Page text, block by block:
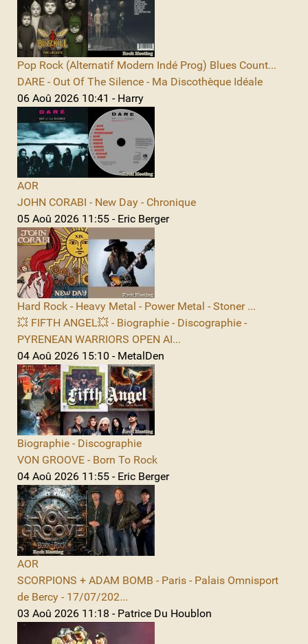
Pop Rock (Alternatif Modern Indé Prog) Blues Count...
DARE - Out Of The Silence - Ma Discothèque Idéale
06 Aoû 2026 10:41 - Harry
AOR
JOHN CORABI - New Day - Chronique
05 Aoû 2026 11:55 - Eric Berger
Hard Rock - Heavy Metal - Power Metal - Stoner ...
💥 FIFTH ANGEL💥 - Biographie - Discographie -
PYRENEAN WARRIORS OPEN AI...
04 Aoû 2026 15:10 - MetalDen
Biographie - Discographie
VON GROOVE - Born To Rock
04 Aoû 2026 11:55 - Eric Berger
AOR
SCORPIONS + ADAM BOMB - Paris - Palais Omnisport
de Bercy - 17/07/202...
03 Aoû 2026 11:18 - Patrice Du Houblon